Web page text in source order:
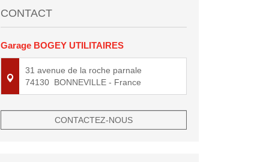
CONTACT
Garage BOGEY UTILITAIRES
31 avenue de la roche parnale
74130 BONNEVILLE - France
CONTACTEZ-NOUS